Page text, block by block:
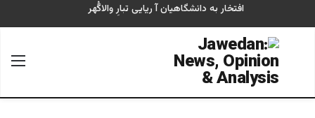
افتخار به دانشگاهیان آ ریایی تبارِ والاگُهر
جستجو برای